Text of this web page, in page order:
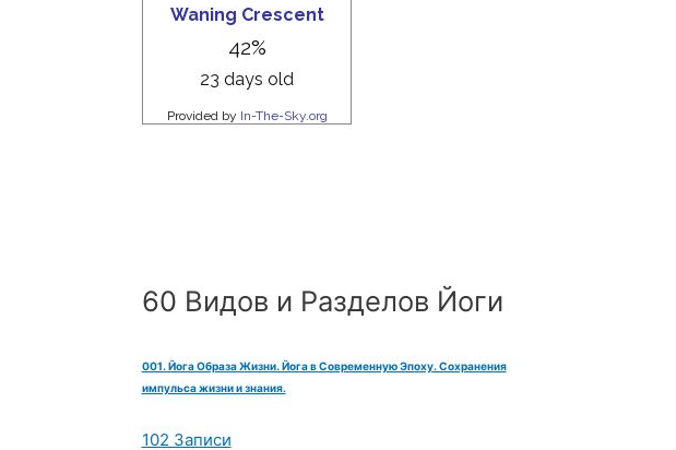
60 Видов и Разделов Йоги
001. Йога Образа Жизни. Йога в Современную Эпоху. Сохранения
импульса жизни и знания.
102 Записи